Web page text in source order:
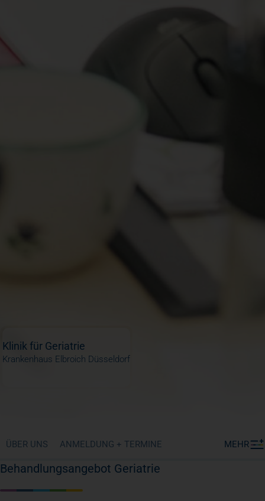
Klinik für Geriatrie
Krankenhaus Elbroich Düsseldorf
ÜBER UNS ANMELDUNG + TERMINE MEHR
Behandlungsangebot Geriatrie